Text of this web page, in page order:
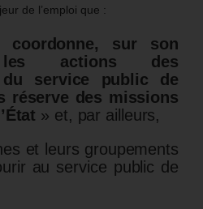
de l’emploi que :
coordonne, sur son
les actions des
du service public de
réserve des missions
» et, par ailleurs,
et leurs groupements
au service public de